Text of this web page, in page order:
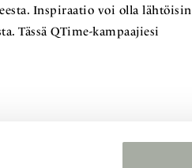
Inspiraatio voi olla lähtöisin
Tässä QTime-kampaajiesi